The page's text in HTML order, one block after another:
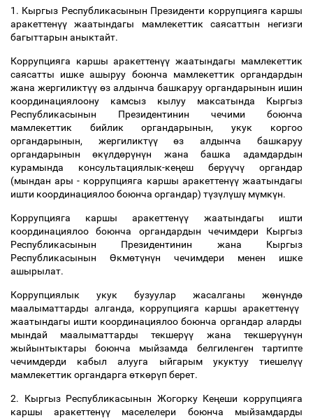
1. Кыргыз Республикасынын Президенти коррупцияга каршы
аракеттенүү жаатындагы мамлекеттик саясаттын негизги
багыттарын аныктайт.
Коррупцияга каршы аракеттенүү жаатындагы мамлекеттик
саясатты ишке ашыруу боюнча мамлекеттик органдардын
жана жергиликтүү өз алдынча башкаруу органдарынын ишин
координациялоону камсыз кылуу максатында Кыргыз
Республикасынын Президентинин чечими боюнча
мамлекеттик бийлик органдарынын, укук коргоо
органдарынын, жергиликтүү өз алдынча башкаруу
органдарынынөкүлдөрүнүн жана башка адамдардын
курамында консультациялык-кеңеш берүүчү органдар
(мындан ары - коррупцияга каршы аракеттенүүжаатындагы
ишти координациялоо боюнча органдар) түзүлүшү мүмкүн.
Коррупцияга каршы аракеттенүү жаатындагы ишти
координациялоо боюнча органдардын чечимдери Кыргыз
Республикасынын Президентинин жана Кыргыз
Республикасынын Өкмөтүнүн чечимдери менен ишке
ашырылат.
Коррупциялык укук бузуулар жасалганы жөнүндө
маалыматтарды алганда, коррупцияга каршы аракеттенүү
жаатындагы ишти координациялоо боюнча органдар аларды
мындай маалыматтарды текшерүү жана текшерүүнүн
жыйынтыктары боюнча мыйзамда белгиленген тартипте
чечимдерди кабыл алууга ыйгарым укуктуу тиешелүү
мамлекеттик органдарга өткөрүп берет.
2. Кыргыз Республикасынын Жогорку Кеңеши коррупцияга
каршы аракеттенүү маселелери боюнча мыйзамдарды